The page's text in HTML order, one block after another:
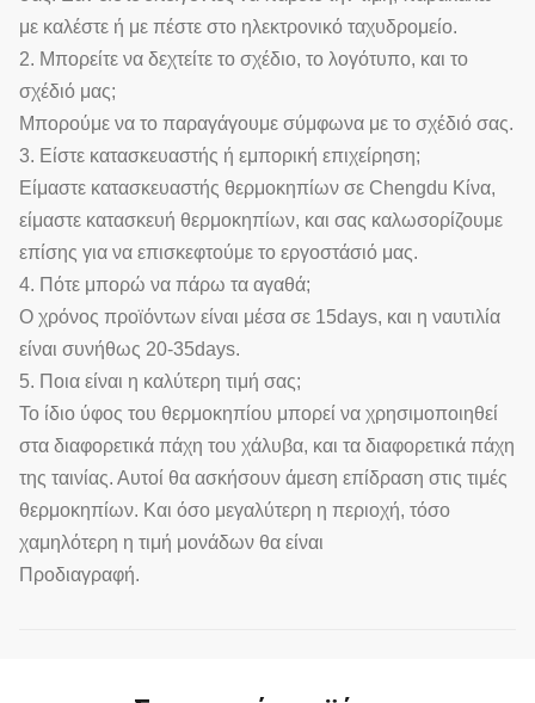
με καλέστε ή με πέστε στο ηλεκτρονικό ταχυδρομείο.
2. Μπορείτε να δεχτείτε το σχέδιο, το λογότυπο, και το
σχέδιό μας;
Μπορούμε να το παραγάγουμε σύμφωνα με το σχέδιό σας.
3. Είστε κατασκευαστής ή εμπορική επιχείρηση;
Είμαστε κατασκευαστής θερμοκηπίων σε Chengdu Κίνα,
είμαστε κατασκευή θερμοκηπίων, και σας καλωσορίζουμε
επίσης για να επισκεφτούμε το εργοστάσιό μας.
4. Πότε μπορώ να πάρω τα αγαθά;
Ο χρόνος προϊόντων είναι μέσα σε 15days, και η ναυτιλία
είναι συνήθως 20-35days.
5. Ποια είναι η καλύτερη τιμή σας;
Το ίδιο ύφος του θερμοκηπίου μπορεί να χρησιμοποιηθεί
στα διαφορετικά πάχη του χάλυβα, και τα διαφορετικά πάχη
της ταινίας. Αυτοί θα ασκήσουν άμεση επίδραση στις τιμές
θερμοκηπίων. Και όσο μεγαλύτερη η περιοχή, τόσο
χαμηλότερη η τιμή μονάδων θα είναι
Προδιαγραφή.